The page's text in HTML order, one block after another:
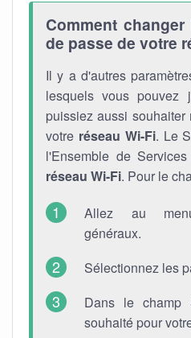
Comment
de passe de votre
Il y a d'autres
lesquels vous pouvez
puissiez aussi
votre réseau Wi-Fi. Le
l'Ensemble de
réseau Wi-Fi. Pour le
Allez au
généraux.
Sélectionnez les
Dans le champ
souhaité pour